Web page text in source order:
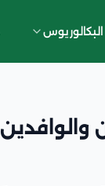
والوافدين